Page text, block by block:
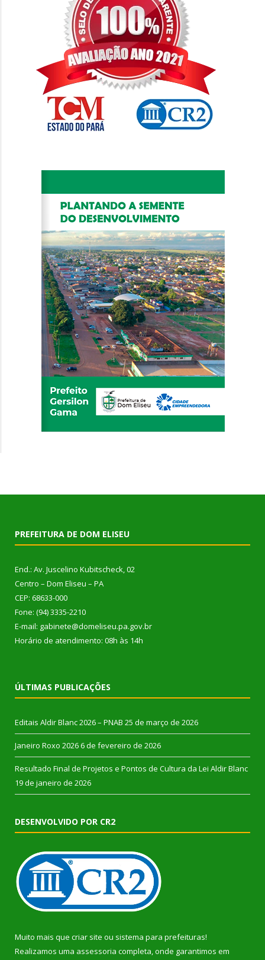
PREFEITURA DE DOM ELISEU
End.: Av. Juscelino Kubitscheck, 02
Centro – Dom Eliseu – PA
CEP: 68633-000
Fone: (94) 3335-2210
E-mail: gabinete@domeliseu.pa.gov.br
Horário de atendimento: 08h às 14h
ÚLTIMAS PUBLICAÇÕES
Editais Aldir Blanc 2026 – PNAB 25 de março de 2026
Janeiro Roxo 2026 6 de fevereiro de 2026
Resultado Final de Projetos e Pontos de Cultura da Lei Aldir Blanc
19 de janeiro de 2026
DESENVOLVIDO POR CR2
Muito mais que criar site ou sistema para prefeituras!
Realizamos uma assessoria completa, onde garantimos em